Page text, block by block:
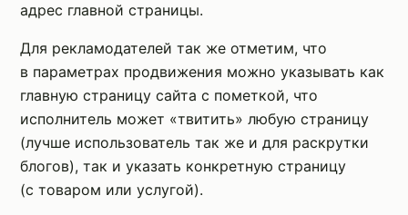
адрес главной страницы.
Для рекламодателей так же отметим, что
в параметрах продвижения можно указывать как
главную страницу сайта с пометкой, что
исполнитель может «твитить» любую страницу
(лучше использователь так же и для раскрутки
блогов), так и указать конкретную страницу
(с товаром или услугой).